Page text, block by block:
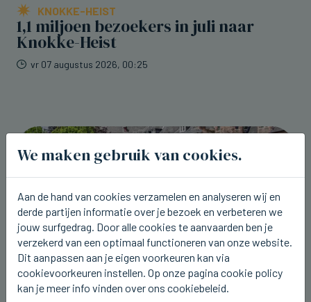
KNOKKE-HEIST
1,1 miljoen bezoekers in juli naar
Knokke-Heist
vr 07 augustus 2026, 00:25
We maken gebruik van cookies.
Aan de hand van cookies verzamelen en analyseren wij en
derde partijen informatie over je bezoek en verbeteren we
jouw surfgedrag. Door alle cookies te aanvaarden ben je
verzekerd van een optimaal functioneren van onze website.
Dit aanpassen aan je eigen voorkeuren kan via
cookievoorkeuren instellen. Op onze pagina cookie policy
kan je meer info vinden over ons cookiebeleid.